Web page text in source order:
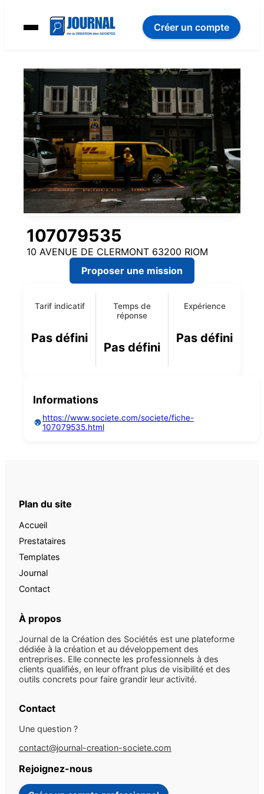
Créer un compte
107079535
10 AVENUE DE CLERMONT 63200 RIOM
Proposer une mission
Tarif indicatif
Pas défini
Temps de
réponse
Pas défini
Expérience
Pas défini
Informations
https://www.societe.com/societe/fiche-
107079535.html
Plan du site
Accueil
Prestataires
Templates
Journal
Contact
À propos
Journal de la Création des Sociétés est une plateforme
dédiée à la création et au développement des
entreprises. Elle connecte les professionnels à des
clients qualifiés, en leur offrant plus de visibilité et des
outils concrets pour faire grandir leur activité.
Contact
Une question ?
contact@journal-creation-societe.com
Rejoignez-nous